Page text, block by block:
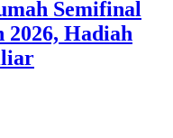
Semifinal
2026, Hadiah